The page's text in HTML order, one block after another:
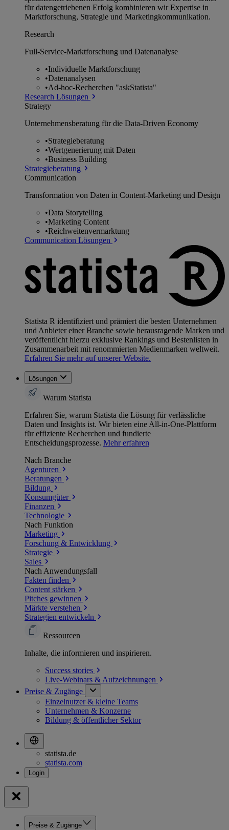
für datengetriebenen Erfolg kombinieren wir Expertise in
Marktforschung, Strategie und Marketingkommunikation.
Research
Full-Service-Marktforschung und Datenanalyse
•Individuelle Marktforschung
•Datenanalysen
•Ad-hoc-Recherchen "askStatista"
Research Lösungen
Strategy
Unternehmens­beratung für die Data-Driven Economy
•Strategieberatung
•Wertgenerierung mit Daten
•Business Building
Strategieberatung
Communication
Transformation von Daten in Content-Marketing und Design
•Data Storytelling
•Marketing Content
•Reichweitenvermarktung
Communication Lösungen
Statista R identifiziert und prämiert die besten Unternehmen
und Anbieter einer Branche sowie herausragende Marken und
veröffentlicht hierzu exklusive Rankings und Bestenlisten in
Zusammenarbeit mit renommierten Medienmarken weltweit.
Erfahren Sie mehr auf unserer Website.
Lösungen
Warum Statista
Erfahren Sie, warum Statista die Lösung für verlässliche
Daten und Insights ist. Wir bieten eine All-in-One-Plattform
für effiziente Recherchen und fundierte
Entscheidungsprozesse. Mehr erfahren
Nach Branche
Agenturen
Beratungen
Bildung
Konsumgüter
Finanzen
Technologie
Nach Funktion
Marketing
Forschung & Entwicklung
Strategie
Sales
Nach Anwendungsfall
Fakten finden
Content stärken
Pitches gewinnen
Märkte verstehen
Strategien entwickeln
Ressourcen
Inhalte, die informieren und inspirieren.
Success stories
Live-Webinars & Aufzeichnungen
Preise & Zugänge
Einzelnutzer & kleine Teams
Unternehmen & Konzerne
Bildung & öffentlicher Sektor
statista.de
statista.com
Preise & Zugänge